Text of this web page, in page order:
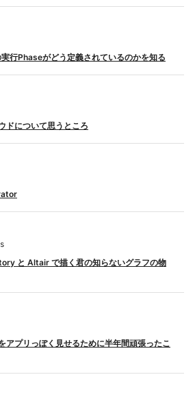
行Phaseがどう定義されているのかを知る
ドについて思うところ
と Altair で描く君の知らないグラフの物
アプリっぽく見せるために半年間頑張ったこ